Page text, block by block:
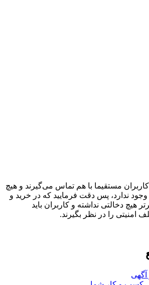
مستقیما با هم تماس می‌گیرند و هیچ
پس دقت فرمایید که در خرید و
نداشته و کاربران باید
را در نظر بگیرند.